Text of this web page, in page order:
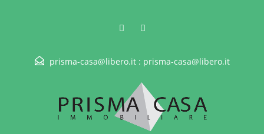
prisma-casa@libero.it : prisma-casa@libero.it